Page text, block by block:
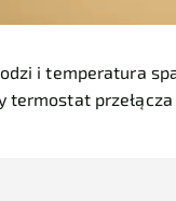
i temperatura
termostat